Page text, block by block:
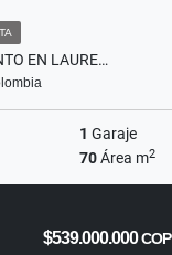
EN LAURE…
1 Garaje
70Área m2
$539.000.000COP